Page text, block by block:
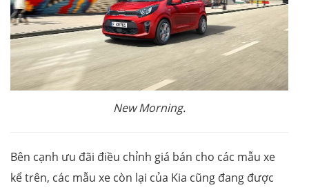
New Morning.
Bên cạnh ưu đãi điều chỉnh giá bán cho các mẫu xe
kể trên, các mẫu xe còn lại của Kia cũng đang được